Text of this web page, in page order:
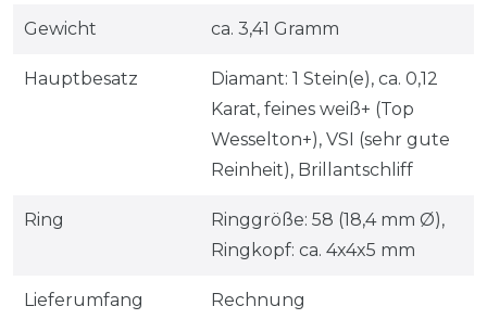
Gewicht ca. 3,41 Gramm
Hauptbesatz
Diamant: 1 Stein(e), ca. 0,12
Karat, feines weiß+ (Top
Wesselton+), VSI (sehr gute
Reinheit), Brillantschliff
Ring
Ringgröße: 58 (18,4 mm Ø),
Ringkopf: ca. 4x4x5 mm
Lieferumfang
Rechnung